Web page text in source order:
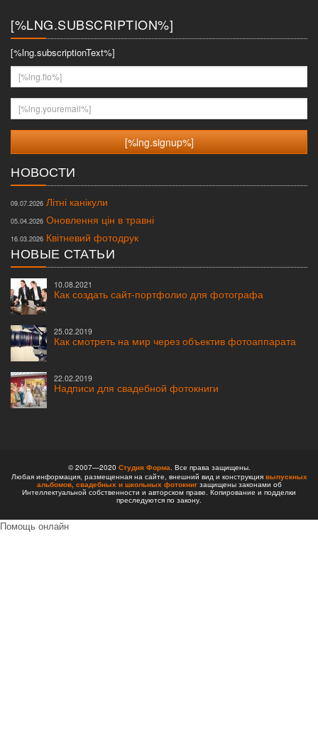
[%LNG.SUBSCRIPTION%]
[%lng.subscriptionText%]
[%lng.fio%]
[%lng.youremail%]
НОВОСТИ
09.07.2026 Літні канікули
05.04.2026 Оновлення цін в травні
16.03.2026 Квітневий фотодрук
НОВЫЕ СТАТЬИ
10.08.2021
Как создать сайт-портфолио для фотографа
25.02.2019
Как смотреть на мир через объектив фотоаппарата
22.02.2019
Надписи для свадебной фотокниги
© 2007—2020 Студия Форма . Все права защищены.
Любая информация, размещенная на сайте, внешний вид и конструкция выпускных
альбомов, свадебных и школьных фотокнигзащищены законами об
Интеллектуальной собственности и авторском праве. Копирование и подделки
преследуются по закону.
Помощь онлайн